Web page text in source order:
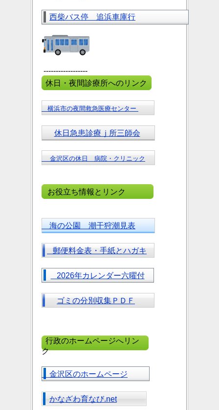
西柴バス停 追浜車庫行
------------------
休日・夜間診療所へのリンク
横浜市の夜間救急医療センター
休日急患診療ｊ所三師会
金沢区の休日 病院・クリニック
お役立ち情報とリンク
海の公園 潮干狩潮見表
郵便料金表・手紙とハガキ
2026年カレンダー六曜付
ゴミの分別収集ＰＤＦ
行政のホームページへリン
ク
金沢区のホームページ
かなざわ育なび.net